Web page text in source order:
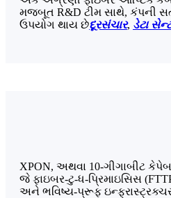
મજબૂત R&D ટીમ સાથે, કંપની
ઉપયોગ થાય છેદૂરસંચાર, ડેટા
XPON, અથવા 10-ગીગાબીટ
જે ફાઇબર-ટુ-ધ-પ્રિમાઇસિસ
અને ભવિષ્ય-પ્રૂફ